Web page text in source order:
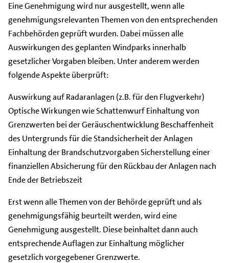
Eine Genehmigung wird nur ausgestellt, wenn alle
genehmigungsrelevanten Themen von den entsprechenden
Fachbehörden geprüft wurden. Dabei müssen alle
Auswirkungen des geplanten Windparks innerhalb
gesetzlicher Vorgaben bleiben. Unter anderem werden
folgende Aspekte überprüft:
Auswirkung auf Radaranlagen (z.B. für den Flugverkehr)
Optische Wirkungen wie Schattenwurf Einhaltung von
Grenzwerten bei der Geräuschentwicklung Beschaffenheit
des Untergrunds für die Standsicherheit der Anlagen
Einhaltung der Brandschutzvorgaben Sicherstellung einer
finanziellen Absicherung für den Rückbau der Anlagen nach
Ende der Betriebszeit
Erst wenn alle Themen von der Behörde geprüft und als
genehmigungsfähig beurteilt werden, wird eine
Genehmigung ausgestellt. Diese beinhaltet dann auch
entsprechende Auflagen zur Einhaltung möglicher
gesetzlich vorgegebener Grenzwerte.